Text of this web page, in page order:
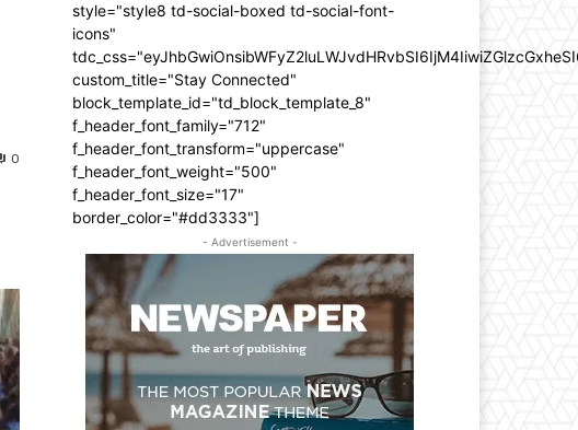
0
style="style8 td-social-boxed td-social-font-
icons"
custom_title="Stay Connected"
block_template_id="td_block_template_8"
f_header_font_family="712"
f_header_font_transform="uppercase"
f_header_font_weight="500"
f_header_font_size="17"
border_color="#dd3333"]
- Advertisement -